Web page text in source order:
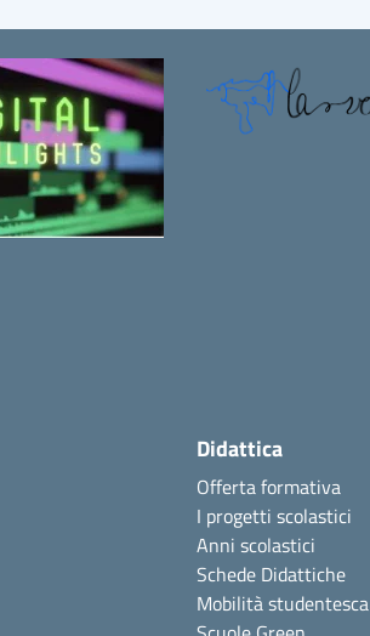
Didattica
Offerta formativa
I progetti scolastici
Anni scolastici
Schede Didattiche
Mobilità studentesca